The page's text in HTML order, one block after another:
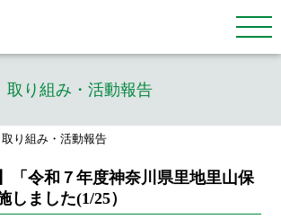
取り組み・活動報告
取り組み・活動報告
「令和７年度神奈川県里地里山保
しました(1/25）